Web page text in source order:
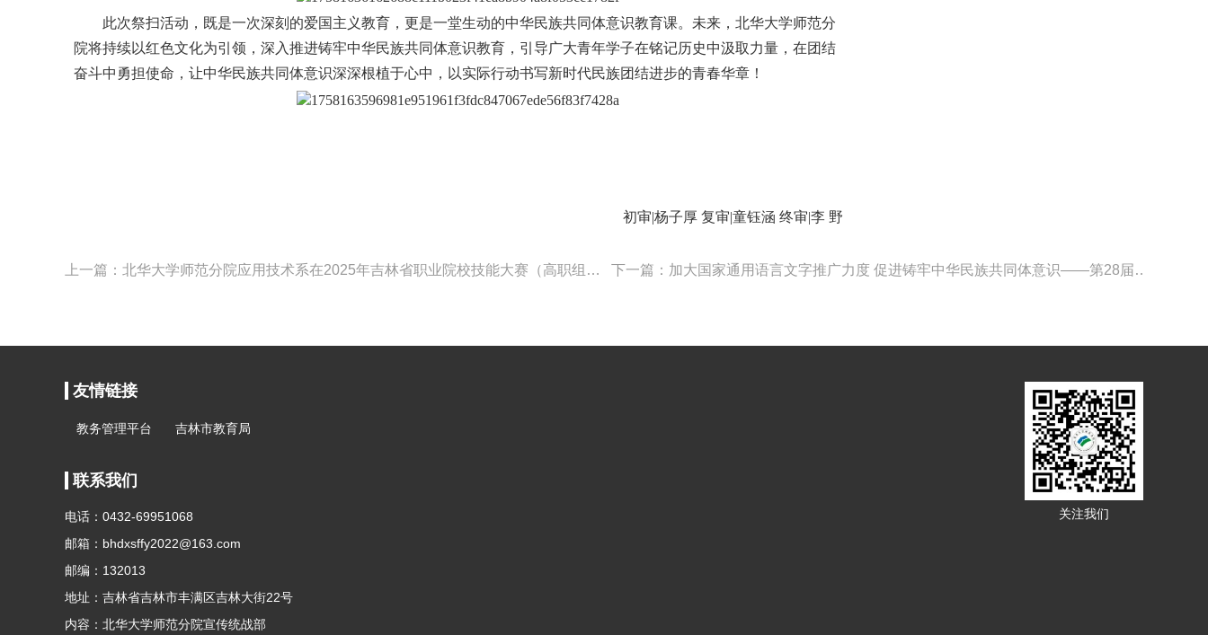
此次祭扫活动，既是一次深刻的爱国主义教育，更是一堂生动的中华民族共同体意识教育课。未来，北华大学师范分
院将持续以红色文化为引领，深入推进铸牢中华民族共同体意识教育，引导广大青年学子在铭记历史中汲取力量，在团结
奋斗中勇担使命，让中华民族共同体意识深深根植于心中，以实际行动书写新时代民族团结进步的青春华章！
初审|杨子厚 复审|童钰涵 终审|李 野
上一篇：北华大学师范分院应用技术系在2025年吉林省职业院校技能大赛（高职组）—— 信创协同办公及短视频创作与运营赛项再创佳绩 下一篇：加大国家通用语言文字推广力度 促进铸牢中华民族共同体意识——第28届全国推广普通话宣传周
友情链接
联系我们
电话：0432-69951068
邮箱：bhdxsffy2022@163.com
邮编：132013
地址：吉林省吉林市丰满区吉林大街22号
内容：北华大学师范分院宣传统战部
关注我们
教务管理平台 吉林市教育局